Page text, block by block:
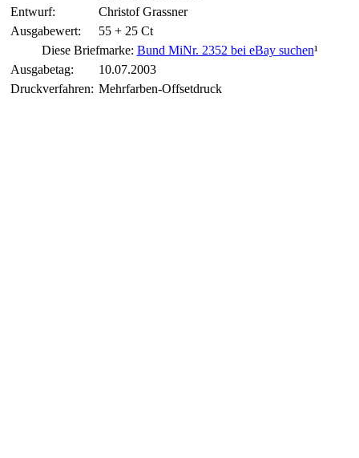
Entwurf:
Christof Grassner
Ausgabewert:
55 + 25 Ct
Diese Briefmarke: Bund MiNr. 2352 bei eBay suchen¹
Ausgabetag:
10.07.2003
Druckverfahren: Mehrfarben-Offsetdruck